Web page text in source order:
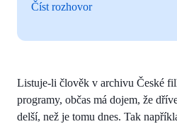
Číst rozhovor
Listuje-li člověk v archivu České
programy, občas má dojem, že
delší, než je tomu dnes. Tak